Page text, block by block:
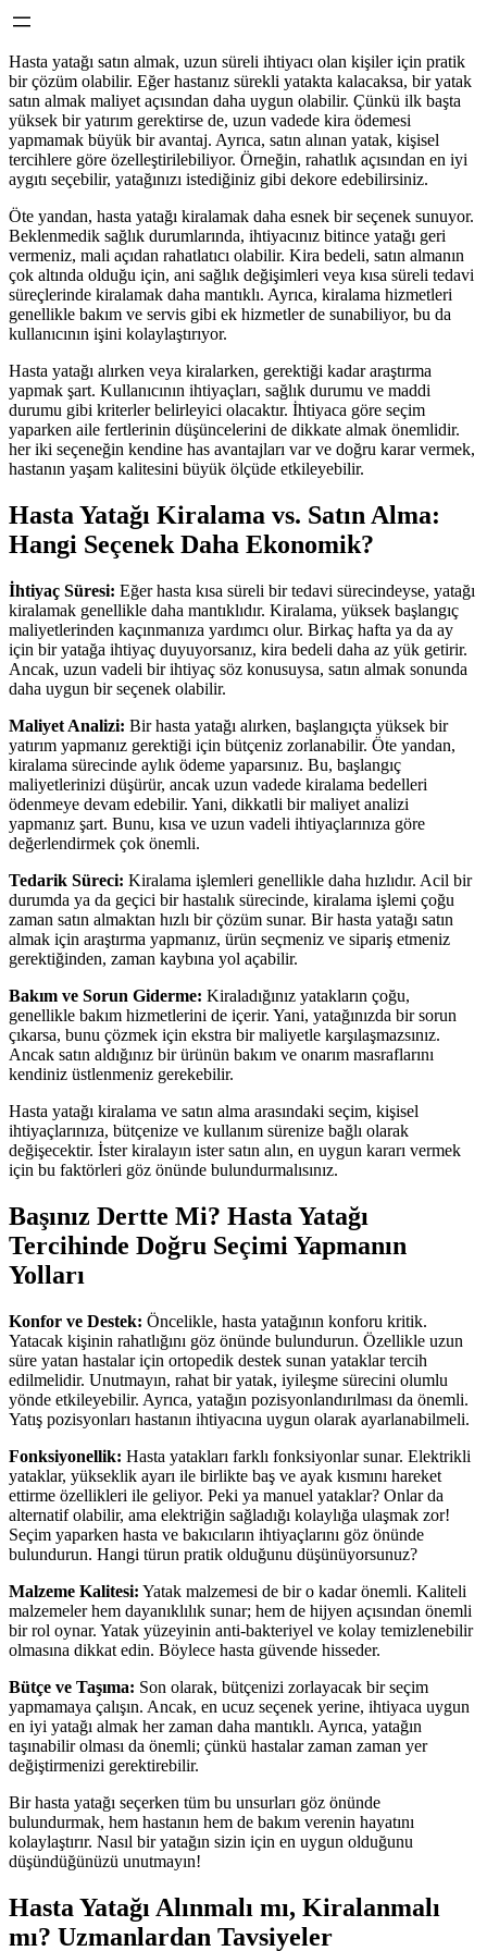
Hasta yatağı satın almak, uzun süreli ihtiyacı olan kişiler için pratik
bir çözüm olabilir. Eğer hastanız sürekli yatakta kalacaksa, bir yatak
satın almak maliyet açısından daha uygun olabilir. Çünkü ilk başta
yüksek bir yatırım gerektirse de, uzun vadede kira ödemesi
yapmamak büyük bir avantaj. Ayrıca, satın alınan yatak, kişisel
tercihlere göre özelleştirilebiliyor. Örneğin, rahatlık açısından en iyi
aygıtı seçebilir, yatağınızı istediğiniz gibi dekore edebilirsiniz.
Öte yandan, hasta yatağı kiralamak daha esnek bir seçenek sunuyor.
Beklenmedik sağlık durumlarında, ihtiyacınız bitince yatağı geri
vermeniz, mali açıdan rahatlatıcı olabilir. Kira bedeli, satın almanın
çok altında olduğu için, ani sağlık değişimleri veya kısa süreli tedavi
süreçlerinde kiralamak daha mantıklı. Ayrıca, kiralama hizmetleri
genellikle bakım ve servis gibi ek hizmetler de sunabiliyor, bu da
kullanıcının işini kolaylaştırıyor.
Hasta yatağı alırken veya kiralarken, gerektiği kadar araştırma
yapmak şart. Kullanıcının ihtiyaçları, sağlık durumu ve maddi
durumu gibi kriterler belirleyici olacaktır. İhtiyaca göre seçim
yaparken aile fertlerinin düşüncelerini de dikkate almak önemlidir.
her iki seçeneğin kendine has avantajları var ve doğru karar vermek,
hastanın yaşam kalitesini büyük ölçüde etkileyebilir.
Hasta Yatağı Kiralama vs. Satın Alma:
Hangi Seçenek Daha Ekonomik?
İhtiyaç Süresi: Eğer hasta kısa süreli bir tedavi sürecindeyse, yatağı
kiralamak genellikle daha mantıklıdır. Kiralama, yüksek başlangıç
maliyetlerinden kaçınmanıza yardımcı olur. Birkaç hafta ya da ay
için bir yatağa ihtiyaç duyuyorsanız, kira bedeli daha az yük getirir.
Ancak, uzun vadeli bir ihtiyaç söz konusuysa, satın almak sonunda
daha uygun bir seçenek olabilir.
Maliyet Analizi: Bir hasta yatağı alırken, başlangıçta yüksek bir
yatırım yapmanız gerektiği için bütçeniz zorlanabilir. Öte yandan,
kiralama sürecinde aylık ödeme yaparsınız. Bu, başlangıç
maliyetlerinizi düşürür, ancak uzun vadede kiralama bedelleri
ödenmeye devam edebilir. Yani, dikkatli bir maliyet analizi
yapmanız şart. Bunu, kısa ve uzun vadeli ihtiyaçlarınıza göre
değerlendirmek çok önemli.
Tedarik Süreci: Kiralama işlemleri genellikle daha hızlıdır. Acil bir
durumda ya da geçici bir hastalık sürecinde, kiralama işlemi çoğu
zaman satın almaktan hızlı bir çözüm sunar. Bir hasta yatağı satın
almak için araştırma yapmanız, ürün seçmeniz ve sipariş etmeniz
gerektiğinden, zaman kaybına yol açabilir.
Bakım ve Sorun Giderme: Kiraladığınız yatakların çoğu,
genellikle bakım hizmetlerini de içerir. Yani, yatağınızda bir sorun
çıkarsa, bunu çözmek için ekstra bir maliyetle karşılaşmazsınız.
Ancak satın aldığınız bir ürünün bakım ve onarım masraflarını
kendiniz üstlenmeniz gerekebilir.
Hasta yatağı kiralama ve satın alma arasındaki seçim, kişisel
ihtiyaçlarınıza, bütçenize ve kullanım sürenize bağlı olarak
değişecektir. İster kiralayın ister satın alın, en uygun kararı vermek
için bu faktörleri göz önünde bulundurmalısınız.
Başınız Dertte Mi? Hasta Yatağı
Tercihinde Doğru Seçimi Yapmanın
Yolları
Konfor ve Destek: Öncelikle, hasta yatağının konforu kritik.
Yatacak kişinin rahatlığını göz önünde bulundurun. Özellikle uzun
süre yatan hastalar için ortopedik destek sunan yataklar tercih
edilmelidir. Unutmayın, rahat bir yatak, iyileşme sürecini olumlu
yönde etkileyebilir. Ayrıca, yatağın pozisyonlandırılması da önemli.
Yatış pozisyonları hastanın ihtiyacına uygun olarak ayarlanabilmeli.
Fonksiyonellik: Hasta yatakları farklı fonksiyonlar sunar. Elektrikli
yataklar, yükseklik ayarı ile birlikte baş ve ayak kısmını hareket
ettirme özellikleri ile geliyor. Peki ya manuel yataklar? Onlar da
alternatif olabilir, ama elektriğin sağladığı kolaylığa ulaşmak zor!
Seçim yaparken hasta ve bakıcıların ihtiyaçlarını göz önünde
bulundurun. Hangi türun pratik olduğunu düşünüyorsunuz?
Malzeme Kalitesi: Yatak malzemesi de bir o kadar önemli. Kaliteli
malzemeler hem dayanıklılık sunar; hem de hijyen açısından önemli
bir rol oynar. Yatak yüzeyinin anti-bakteriyel ve kolay temizlenebilir
olmasına dikkat edin. Böylece hasta güvende hisseder.
Bütçe ve Taşıma: Son olarak, bütçenizi zorlayacak bir seçim
yapmamaya çalışın. Ancak, en ucuz seçenek yerine, ihtiyaca uygun
en iyi yatağı almak her zaman daha mantıklı. Ayrıca, yatağın
taşınabilir olması da önemli; çünkü hastalar zaman zaman yer
değiştirmenizi gerektirebilir.
Bir hasta yatağı seçerken tüm bu unsurları göz önünde
bulundurmak, hem hastanın hem de bakım verenin hayatını
kolaylaştırır. Nasıl bir yatağın sizin için en uygun olduğunu
düşündüğünüzü unutmayın!
Hasta Yatağı Alınmalı mı, Kiralanmalı
mı? Uzmanlardan Tavsiyeler